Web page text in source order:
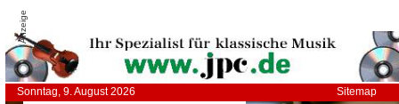
Anzeige
Sonntag, 9. August 2026 Sitemap